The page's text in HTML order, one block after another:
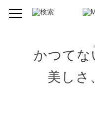
かつてな
美しさ
MT-